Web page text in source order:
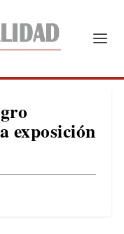
exposición